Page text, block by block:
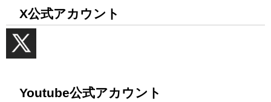
X公式アカウント
Youtube公式アカウント